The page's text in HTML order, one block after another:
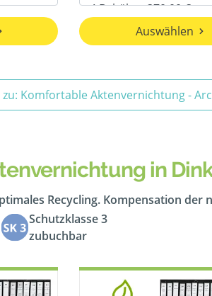
Auswählen
Komfortable Aktenvernichtung -
in
Recycling. Kompensation
Schutzklasse 3
zubuchbar